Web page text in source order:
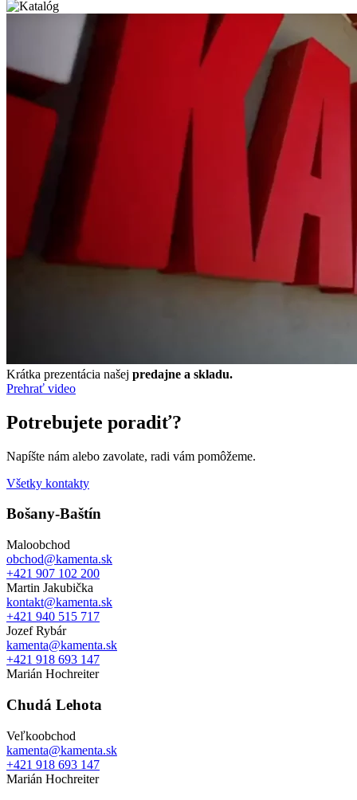
Krátka prezentácia našej predajne a skladu.
Prehrať video
Potrebujete poradiť?
Napíšte nám alebo zavolate, radi vám pomôžeme.
Všetky kontakty
Bošany-Baštín
Maloobchod
obchod@kamenta.sk
+421 907 102 200
Martin Jakubička
kontakt@kamenta.sk
+421 940 515 717
Jozef Rybár
kamenta@kamenta.sk
+421 918 693 147
Marián Hochreiter
Chudá Lehota
Veľkoobchod
kamenta@kamenta.sk
+421 918 693 147
Marián Hochreiter